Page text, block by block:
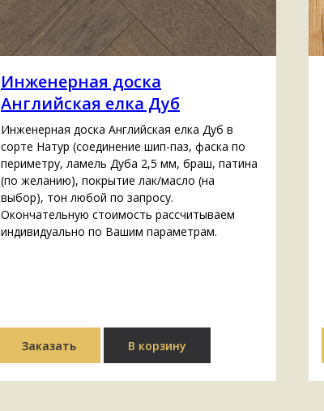
Инженерная доска
Английская елка Дуб
Инженерная доска Английская елка Дуб в
сорте Натур (cоединение шип-паз, фаска по
периметру, ламель Дуба 2,5 мм, браш, патина
(по желанию), покрытие лак/масло (на
выбор), тон любой по запросу.
Окончательную стоимость рассчитываем
индивидуально по Вашим параметрам.
Заказать В корзину